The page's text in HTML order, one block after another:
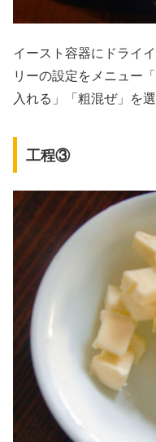
イースト容器にドライ
リーの設定をメニュー
入れる」「粗混ぜ」を
工程③